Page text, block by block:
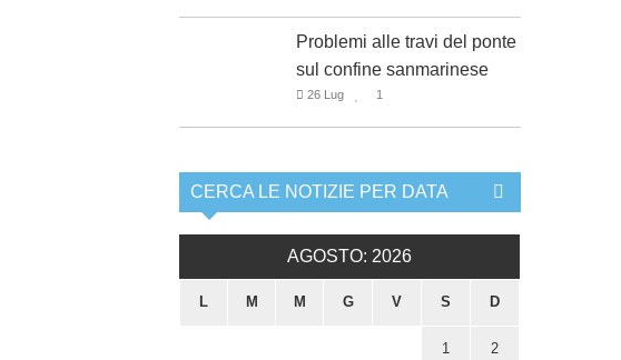
Problemi alle travi del ponte
sul confine sanmarinese
26 Lug 1
CERCA LE NOTIZIE PER DATA
AGOSTO: 2026
L M M G V S D
1 2